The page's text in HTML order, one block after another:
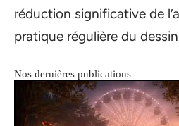
réduction significative de
pratique régulière du
Nos dernières publications